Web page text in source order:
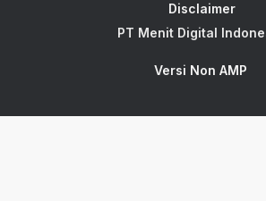
Disclaimer
PT Menit Digital
Versi Non AMP